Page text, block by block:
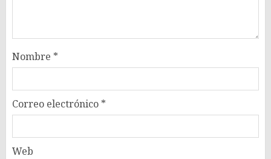
Nombre *
Correo electrónico *
Web